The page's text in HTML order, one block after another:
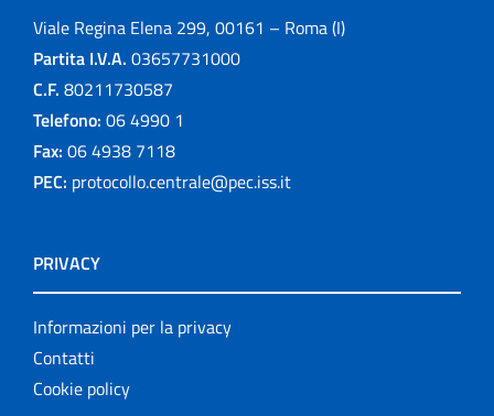
Viale Regina Elena 299, 00161 – Roma (I)
Partita I.V.A. 03657731000
C.F. 80211730587
Telefono: 06 4990 1
Fax: 06 4938 7118
PEC: protocollo.centrale@pec.iss.it
PRIVACY
Informazioni per la privacy
Contatti
Cookie policy